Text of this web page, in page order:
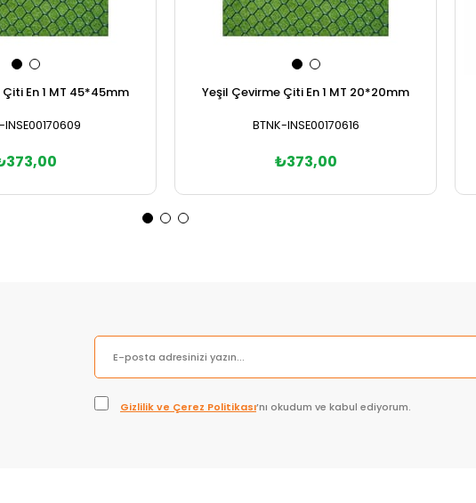
En 1 MT 45*45mm
INSE00170609
Yeşil Çevirme Çiti En 1 MT 20*20mm
BTNK-INSE00170616
₺373,00
Gizlilik ve Çerez Politikası’nı okudum ve kabul ediyorum.